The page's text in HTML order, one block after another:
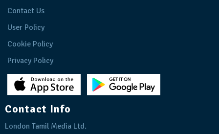
Contact Us
User Policy
Cookie Policy
Privacy Policy
Contact Info
London Tamil Media Ltd.